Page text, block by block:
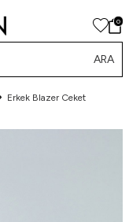
0
ARA
Erkek Blazer Ceket